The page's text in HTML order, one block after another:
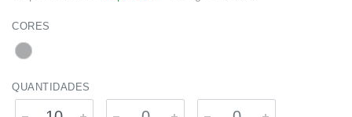
CORES
QUANTIDADES